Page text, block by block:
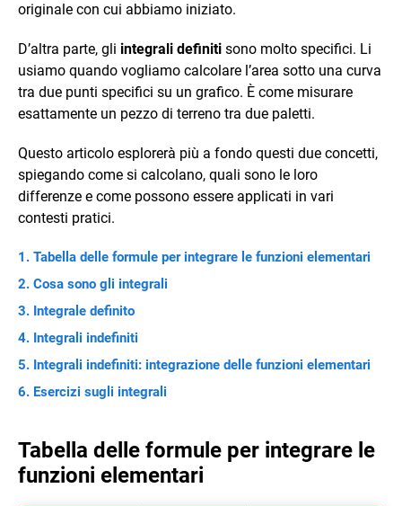
originale con cui abbiamo iniziato.
D’altra parte, gli integrali definiti sono molto specifici. Li
usiamo quando vogliamo calcolare l’area sotto una curva
tra due punti specifici su un grafico. È come misurare
esattamente un pezzo di terreno tra due paletti.
Questo articolo esplorerà più a fondo questi due concetti,
spiegando come si calcolano, quali sono le loro
differenze e come possono essere applicati in vari
contesti pratici.
Tabella delle formule per integrare le funzioni elementari
Cosa sono gli integrali
Integrale definito
Integrali indefiniti
Integrali indefiniti: integrazione delle funzioni elementari
Esercizi sugli integrali
Tabella delle formule per integrare le
funzioni elementari